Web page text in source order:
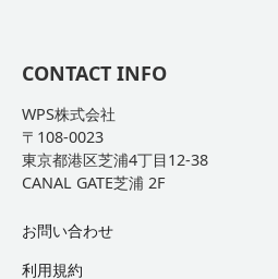
CONTACT INFO
WPS株式会社
〒108-0023
東京都港区芝浦4丁目12-38
CANAL GATE芝浦 2F
お問い合わせ
利用規約